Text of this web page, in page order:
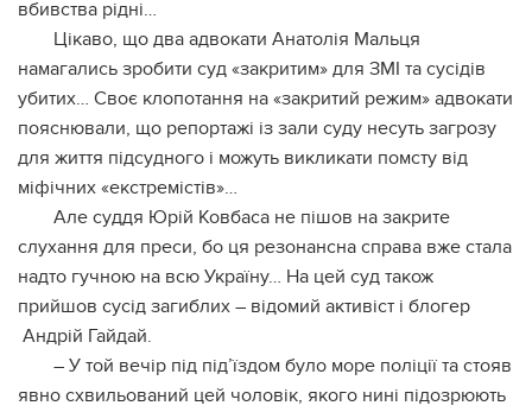
вбивства рідні…
Цікаво, що два адвокати Анатолія Мальця
намагались зробити суд «закритим» для ЗМІ та сусідів
убитих… Своє клопотання на «закритий режим» адвокати
пояснювали, що репортажі із зали суду несуть загрозу
для життя підсудного і можуть викликати помсту від
міфічних «екстремістів»…
Але суддя Юрій Ковбаса не пішов на закрите
слухання для преси, бо ця резонансна справа вже стала
надто гучною на всю Україну… На цей суд також
прийшов сусід загиблих – відомий активіст і блогер
Андрій Гайдай.
– У той вечір під під’їздом було море поліції та стояв
явно схвильований цей чоловік, якого нині підозрюють